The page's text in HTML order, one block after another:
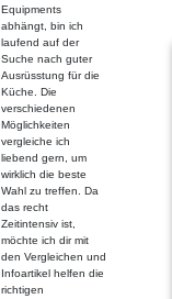
Equipments
abhängt, bin ich
laufend auf der
Suche nach guter
Ausrüsstung für die
Küche. Die
verschiedenen
Möglichkeiten
vergleiche ich
liebend gern, um
wirklich die beste
Wahl zu treffen. Da
das recht
Zeitintensiv ist,
möchte ich dir mit
den Vergleichen und
Infoartikel helfen die
richtigen